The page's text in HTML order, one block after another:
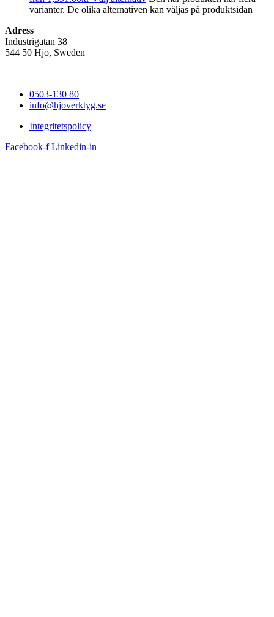
varianter. De olika alternativen kan väljas på produktsidan
Adress
Industrigatan 38
544 50 Hjo, Sweden
0503-130 80
info@hjoverktyg.se
Integritetspolicy
Facebook-f Linkedin-in